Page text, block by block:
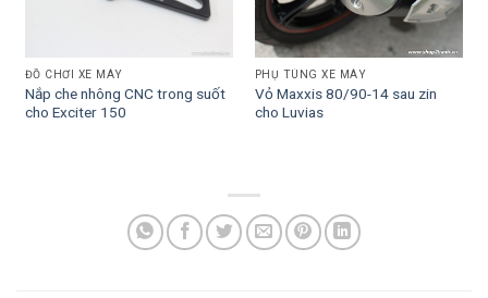
ĐỒ CHƠI XE MÁY
Nắp che nhông CNC trong suốt
cho Exciter 150
PHỤ TÙNG XE MÁY
Vỏ Maxxis 80/90-14 sau zin
cho Luvias